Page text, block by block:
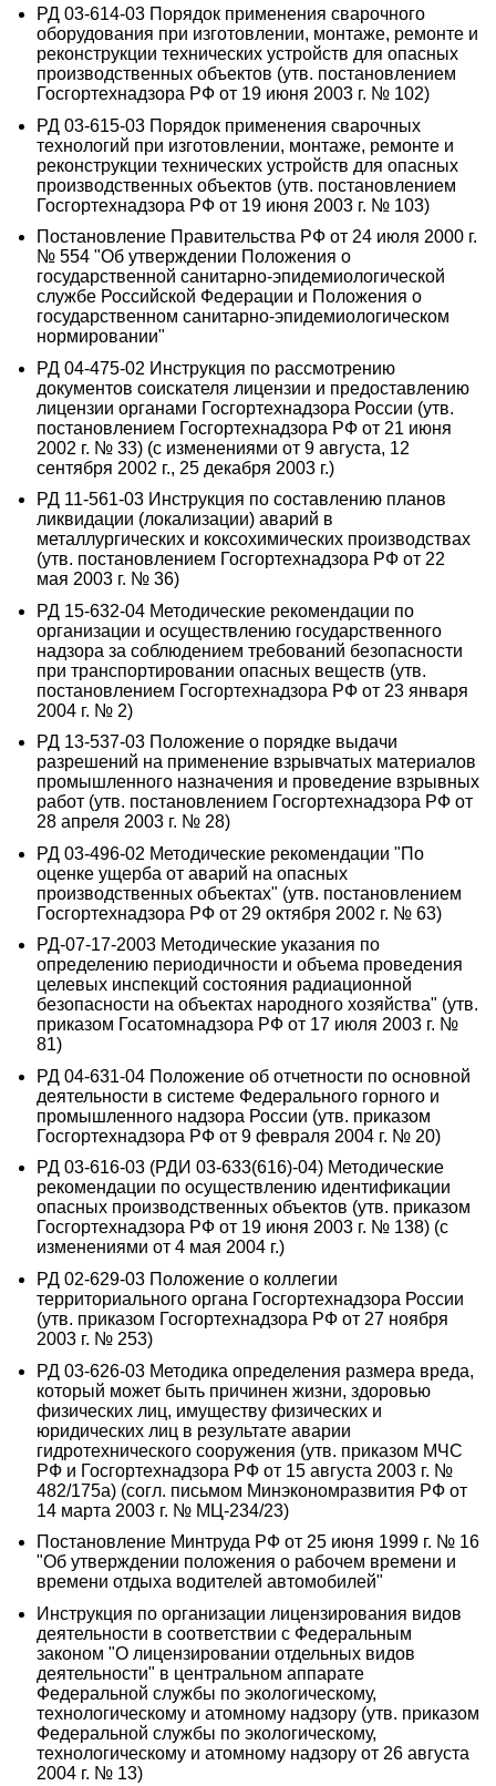
РД 03-614-03 Порядок применения сварочного
оборудования при изготовлении, монтаже, ремонте и
реконструкции технических устройств для опасных
производственных объектов (утв. постановлением
Госгортехнадзора РФ от 19 июня 2003 г. № 102)
РД 03-615-03 Порядок применения сварочных
технологий при изготовлении, монтаже, ремонте и
реконструкции технических устройств для опасных
производственных объектов (утв. постановлением
Госгортехнадзора РФ от 19 июня 2003 г. № 103)
Постановление Правительства РФ от 24 июля 2000 г.
№ 554 "Об утверждении Положения о
государственной санитарно-эпидемиологической
службе Российской Федерации и Положения о
государственном санитарно-эпидемиологическом
нормировании"
РД 04-475-02 Инструкция по рассмотрению
документов соискателя лицензии и предоставлению
лицензии органами Госгортехнадзора России (утв.
постановлением Госгортехнадзора РФ от 21 июня
2002 г. № 33) (с изменениями от 9 августа, 12
сентября 2002 г., 25 декабря 2003 г.)
РД 11-561-03 Инструкция по составлению планов
ликвидации (локализации) аварий в
металлургических и коксохимических производствах
(утв. постановлением Госгортехнадзора РФ от 22
мая 2003 г. № 36)
РД 15-632-04 Методические рекомендации по
организации и осуществлению государственного
надзора за соблюдением требований безопасности
при транспортировании опасных веществ (утв.
постановлением Госгортехнадзора РФ от 23 января
2004 г. № 2)
РД 13-537-03 Положение о порядке выдачи
разрешений на применение взрывчатых материалов
промышленного назначения и проведение взрывных
работ (утв. постановлением Госгортехнадзора РФ от
28 апреля 2003 г. № 28)
РД 03-496-02 Методические рекомендации "По
оценке ущерба от аварий на опасных
производственных объектах" (утв. постановлением
Госгортехнадзора РФ от 29 октября 2002 г. № 63)
РД-07-17-2003 Методические указания по
определению периодичности и объема проведения
целевых инспекций состояния радиационной
безопасности на объектах народного хозяйства" (утв.
приказом Госатомнадзора РФ от 17 июля 2003 г. №
81)
РД 04-631-04 Положение об отчетности по основной
деятельности в системе Федерального горного и
промышленного надзора России (утв. приказом
Госгортехнадзора РФ от 9 февраля 2004 г. № 20)
РД 03-616-03 (РДИ 03-633(616)-04) Методические
рекомендации по осуществлению идентификации
опасных производственных объектов (утв. приказом
Госгортехнадзора РФ от 19 июня 2003 г. № 138) (с
изменениями от 4 мая 2004 г.)
РД 02-629-03 Положение о коллегии
территориального органа Госгортехнадзора России
(утв. приказом Госгортехнадзора РФ от 27 ноября
2003 г. № 253)
РД 03-626-03 Методика определения размера вреда,
который может быть причинен жизни, здоровью
физических лиц, имуществу физических и
юридических лиц в результате аварии
гидротехнического сооружения (утв. приказом МЧС
РФ и Госгортехнадзора РФ от 15 августа 2003 г. №
482/175а) (согл. письмом Минэкономразвития РФ от
14 марта 2003 г. № МЦ-234/23)
Постановление Минтруда РФ от 25 июня 1999 г. № 16
"Об утверждении положения о рабочем времени и
времени отдыха водителей автомобилей"
Инструкция по организации лицензирования видов
деятельности в соответствии с Федеральным
законом "О лицензировании отдельных видов
деятельности" в центральном аппарате
Федеральной службы по экологическому,
технологическому и атомному надзору (утв. приказом
Федеральной службы по экологическому,
технологическому и атомному надзору от 26 августа
2004 г. № 13)